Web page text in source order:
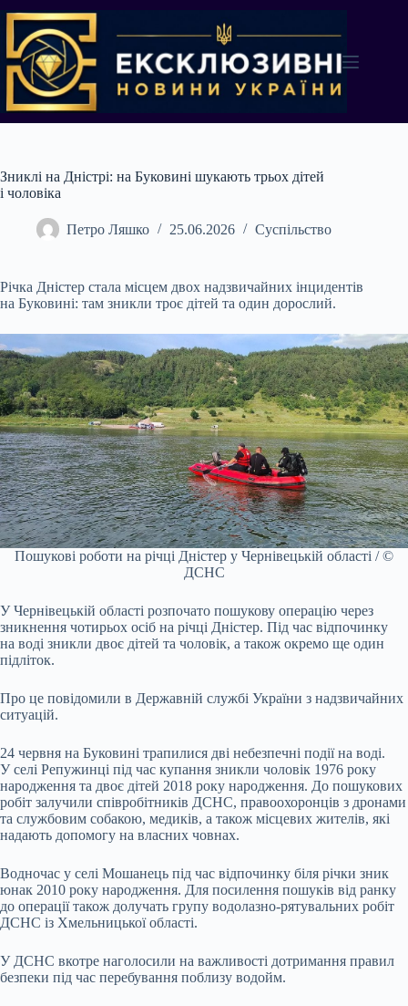
до
вмісту
Зниклі на Дністрі: на Буковині шукають трьох дітей
і чоловіка
Петро Ляшко 25.06.2026 Суспільство
Річка Дністер стала місцем двох надзвичайних інцидентів
на Буковині: там зникли троє дітей та один дорослий.
Пошукові роботи на річці Дністер у Чернівецькій області / ©
ДСНС
У Чернівецькій області розпочато пошукову операцію через
зникнення чотирьох осіб на річці Дністер. Під час відпочинку
на воді зникли двоє дітей та чоловік, а також окремо ще один
підліток.
Про це повідомили в Державній службі України з надзвичайних
ситуацій.
24 червня на Буковині трапилися дві небезпечні події на воді.
У селі Репужинці під час купання зникли чоловік 1976 року
народження та двоє дітей 2018 року народження. До пошукових
робіт залучили співробітників ДСНС, правоохоронців з дронами
та службовим собакою, медиків, а також місцевих жителів, які
надають допомогу на власних човнах.
Водночас у селі Мошанець під час відпочинку біля річки зник
юнак 2010 року народження. Для посилення пошуків від ранку
до операції також долучать групу водолазно-рятувальних робіт
ДСНС із Хмельницької області.
У ДСНС вкотре наголосили на важливості дотримання правил
безпеки під час перебування поблизу водойм.